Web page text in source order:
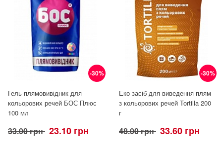
-30%
Гель-плямовивідник для
кольорових речей БОС Плюс
100 мл
33.00 грн 23.10 грн
-30%
Еко засіб для виведення плям
з кольорових речей Tortilla 200
г
48.00 грн 33.60 грн